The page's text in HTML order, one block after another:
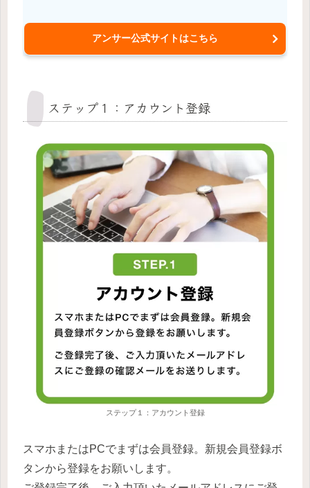
アンサー公式サイトはこちら
ステップ１：アカウント登録
ステップ１：アカウント登録
スマホまたはPCでまずは会員登録。新規会員登録ボ
タンから登録をお願いします。